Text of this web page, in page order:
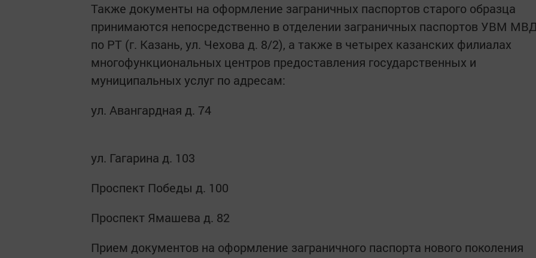
Также документы на оформление заграничных паспортов старого образца
принимаются непосредственно в отделении заграничных паспортов УВМ
по РТ (г. Казань, ул. Чехова д. 8/2), а также в четырех казанских филиалах
многофункциональных центров предоставления государственных и
муниципальных услуг по адресам:
ул. Авангардная д. 74
ул. Гагарина д. 103
Проспект Победы д. 100
Проспект Ямашева д. 82
Прием документов на оформление заграничного паспорта нового поколения